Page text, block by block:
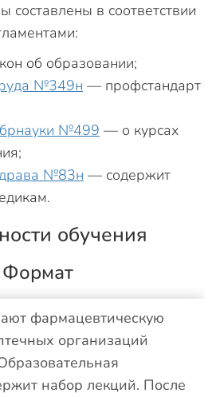
в соответствии
об образовании;
№349н — профстандарт
№499 — о курсах
№83н — содержит
обучения
Формат
фармацевтическую
организаций
набор лекций. После